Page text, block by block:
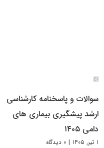
سوالات و پاسخنامه کارشناسی
ارشد پیشگیری بیماری های
دامی ۱۴۰۵
۱ تیر, ۱۴۰۵ | ۰ دیدگاه